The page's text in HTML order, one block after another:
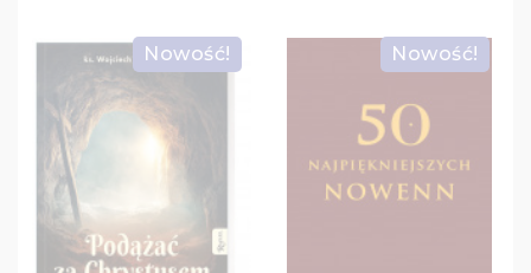
Nowość! Nowość!